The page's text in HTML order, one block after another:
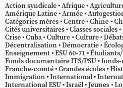
Action syndicale Afrique
Amérique Latine Armée
Catégories mères Centre Chine
Cités universitaires Classes sociales
Crise Cuba Culture Culture
Décentralisation Démocratie
Enseignement ESU 60-71
Fonds documentaire ITS/PSU
Franche-comté Grandes écoles
Immigration International
International ESU Israël Jeunes